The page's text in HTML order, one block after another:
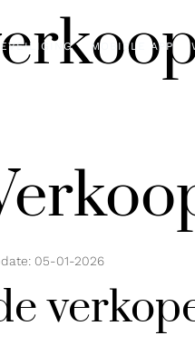
MOBIELE APP
05-01-2026